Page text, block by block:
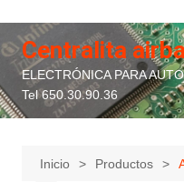
contenido
Centralita
ELECTRÓNICA PARA
Tel 650.30.90.36
Inicio Productos